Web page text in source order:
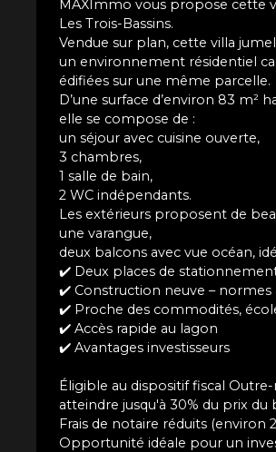
MAXImmo vous propose cette
Les Trois-Bassins.
Vendue sur plan, cette villa
un environnement résidentiel
édifiées sur une même parcelle.
D’une surface d’environ 83 m²
elle se compose de :
un séjour avec cuisine ouverte,
3 chambres,
1 salle de bain,
2 WC indépendants.
Les extérieurs proposent de
une varangue,
deux balcons avec vue océan,
✔️ Deux places de
✔️ Construction neuve – normes
✔️ Proche des commodités,
✔️ Accès rapide au lagon
✔️ Avantages investisseurs
Éligible au dispositif fiscal
atteindre jusqu'à 30% du prix
Frais de notaire réduits (environ
Opportunité idéale pour un